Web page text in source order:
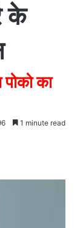
के
का
1 minute read